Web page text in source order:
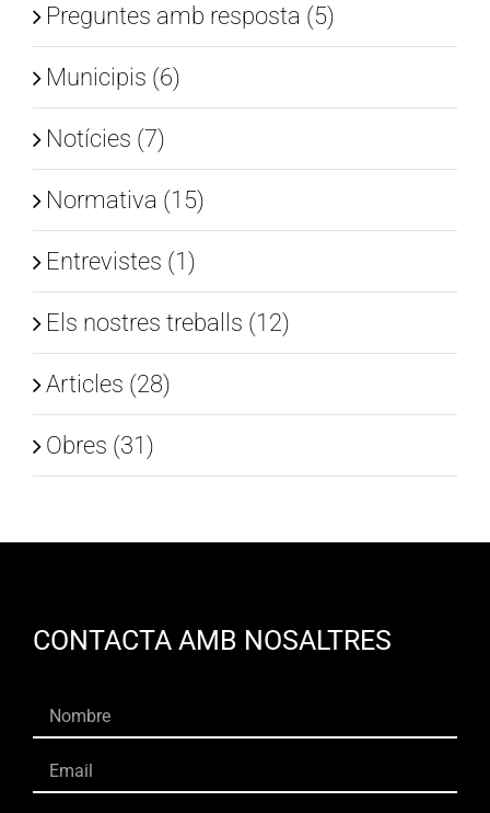
Preguntes amb resposta (5)
Municipis (6)
Notícies (7)
Normativa (15)
Entrevistes (1)
Els nostres treballs (12)
Articles (28)
Obres (31)
CONTACTA AMB NOSALTRES